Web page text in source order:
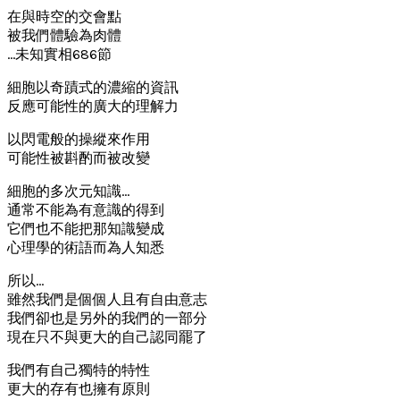
在與時空的交會點
被我們體驗為肉體
…未知實相686節
細胞以奇蹟式的濃縮的資訊
反應可能性的廣大的理解力
以閃電般的操縱來作用
可能性被斟酌而被改變
細胞的多次元知識…
通常不能為有意識的得到
它們也不能把那知識變成
心理學的術語而為人知悉
所以…
雖然我們是個個人且有自由意志
我們卻也是另外的我們的一部分
現在只不與更大的自己認同罷了
我們有自己獨特的特性
更大的存有也擁有原則